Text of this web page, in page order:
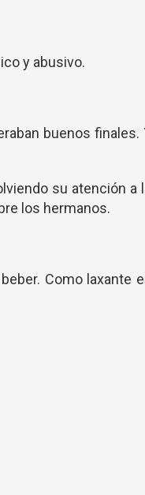
y abusivo.
buenos finales.
su atención a
los hermanos.
Como laxante